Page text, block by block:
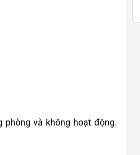
phòng và không hoạt động.